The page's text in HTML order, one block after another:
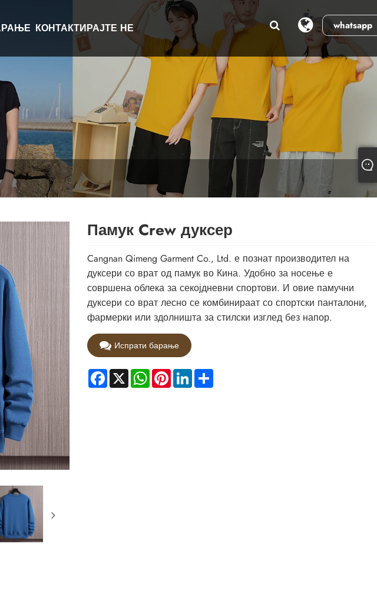
whatsapp
КОНТАКТИРАЈТЕ НЕ
Памук Crew дуксер
Cangnan Qimeng Garment Co., Ltd. е познат производител на
дуксери со врат од памук во Кина. Удобно за носење е
совршена облека за секојдневни спортови. И овие памучни
дуксери со врат лесно се комбинираат со спортски панталони,
фармерки или здолништа за стилски изглед без напор.
Испрати барање
Facebook
X WhatsApp
PinterestLinkedInShare